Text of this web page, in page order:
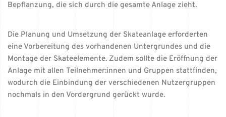
Bepflanzung, die sich durch die gesamte Anlage zieht.
Die Planung und Umsetzung der Skateanlage erforderten
eine Vorbereitung des vorhandenen Untergrundes und die
Montage der Skateelemente. Zudem sollte die Eröffnung der
Anlage mit allen Teilnehmer:innen und Gruppen stattfinden,
wodurch die Einbindung der verschiedenen Nutzergruppen
nochmals in den Vordergrund gerückt wurde.